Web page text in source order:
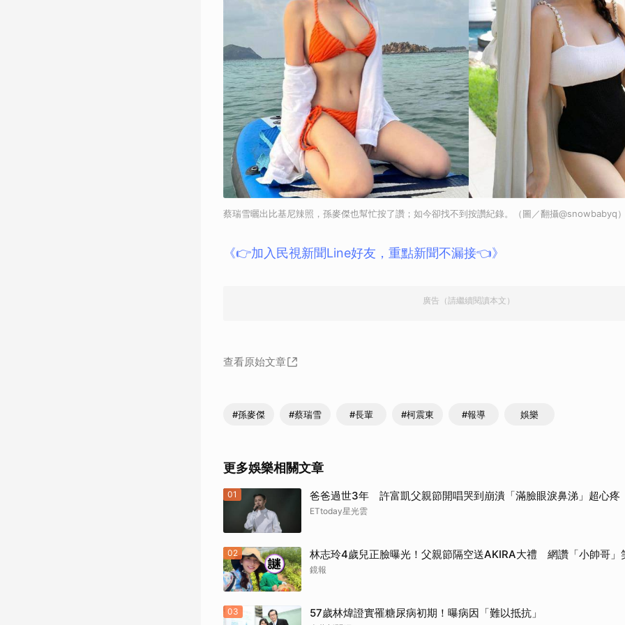
蔡瑞雪曬出比基尼辣照，孫麥傑也幫忙按了讚；如今卻找不到按讚紀錄。（圖／翻攝@snowbabyq
《👉加入民視新聞Line好友，重點新聞不漏接👈》
廣告（請繼續閱讀本文）
查看原始文章
#孫麥傑 #蔡瑞雪 #長輩 #柯震東 #報導 娛樂
更多娛樂相關文章
01 爸爸過世3年 許富凱父親節開唱哭到崩潰「滿臉眼淚鼻涕」超心疼
ETtoday星光雲
02 林志玲4歲兒正臉曝光！父親節隔空送AKIRA大禮 網讚「小帥哥」
鏡報
03 57歲林煒證實罹糖尿病初期！曝病因「難以抵抗」